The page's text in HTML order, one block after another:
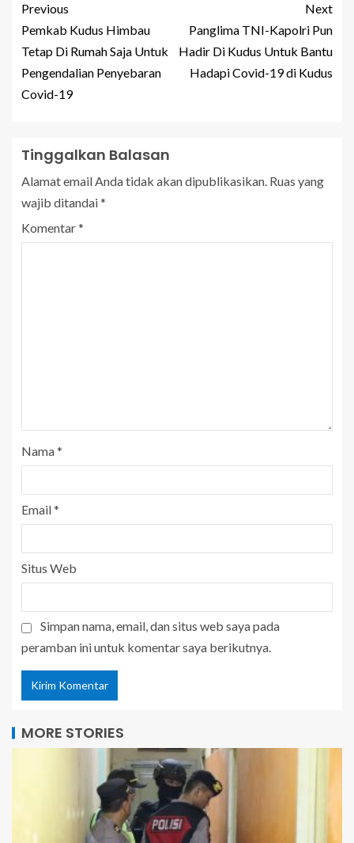
Previous
Pemkab Kudus Himbau
Tetap Di Rumah Saja Untuk
Pengendalian Penyebaran
Covid-19
Next
Panglima TNI-Kapolri Pun
Hadir Di Kudus Untuk Bantu
Hadapi Covid-19 di Kudus
Tinggalkan Balasan
Alamat email Anda tidak akan dipublikasikan. Ruas yang
wajib ditandai*
Komentar*
Nama*
Email*
Situs Web
Simpan nama, email, dan situs web saya pada
peramban ini untuk komentar saya berikutnya.
MORE STORIES